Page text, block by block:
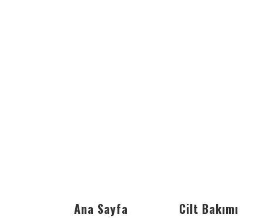
Ana Sayfa Cilt Bakımı